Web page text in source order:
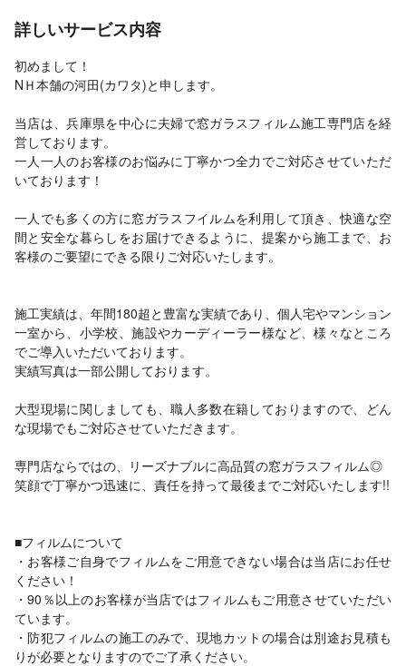
詳しいサービス内容
初めまして！
NＨ本舗の河田(カワタ)と申します。
当店は、兵庫県を中心に夫婦で窓ガラスフィルム施工専門店を経
営しております。
一人一人のお客様のお悩みに丁寧かつ全力でご対応させていただ
いております！
一人でも多くの方に窓ガラスフイルムを利用して頂き、快適な空
間と安全な暮らしをお届けできるように、提案から施工まで、お
客様のご要望にできる限りご対応いたします。
施工実績は、年間180超と豊富な実績であり、個人宅やマンション
一室から、小学校、施設やカーディーラー様など、様々なところ
でご導入いただいております。
実績写真は一部公開しております。
大型現場に関しましても、職人多数在籍しておりますので、どん
な現場でもご対応させていただきます。
専門店ならではの、リーズナブルに高品質の窓ガラスフィルム◎
笑顔で丁寧かつ迅速に、責任を持って最後までご対応いたします!!
■フィルムについて
・お客様ご自身でフィルムをご用意できない場合は当店にお任せ
ください！
・90％以上のお客様が当店ではフィルムもご用意させていただい
ています。
・防犯フィルムの施工のみで、現地カットの場合は別途お見積も
りが必要となりますのでご了承ください。